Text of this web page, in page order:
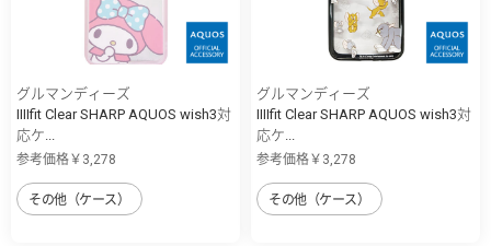
グルマンディーズ
IIIIfit Clear SHARP AQUOS wish3対
応ケ...
参考価格￥3,278
その他（ケース）
グルマンディーズ
IIIIfit Clear SHARP AQUOS wish3対
応ケ...
参考価格￥3,278
その他（ケース）